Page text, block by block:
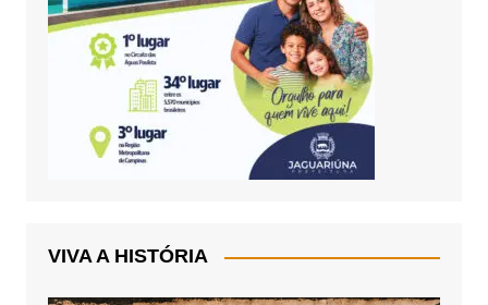
VIVA A HISTÓRIA